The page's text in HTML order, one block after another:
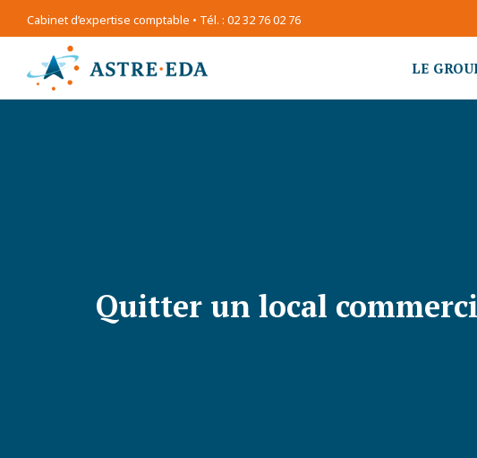
Cabinet d’expertise comptable • Tél. : 02 32 76 02 76
LE
Quitter un local